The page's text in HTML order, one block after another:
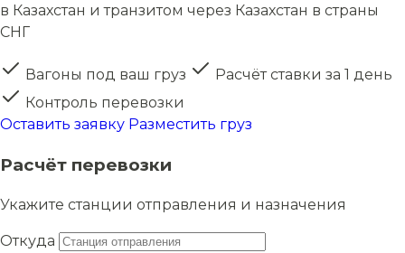
в Казахстан и транзитом через Казахстан в страны
СНГ
Вагоны под ваш груз
Расчёт ставки за 1 день
Контроль перевозки
Оставить заявку Разместить груз
Расчёт перевозки
Укажите станции отправления и назначения
Откуда